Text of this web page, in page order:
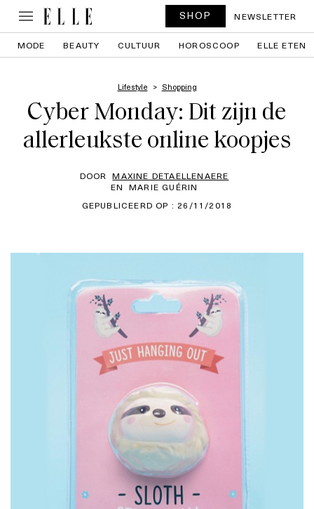
SHOP NEWSLETTER
MODE BEAUTY CULTUUR HOROSCOOP ELLE ETEN
Lifestyle Shopping
Cyber Monday: Dit zijn de
allerleukste online koopjes
DOOR MAXINE DETAELLENAERE
EN MARIE GUÉRIN
GEPUBLICEERD OP : 26/11/2018